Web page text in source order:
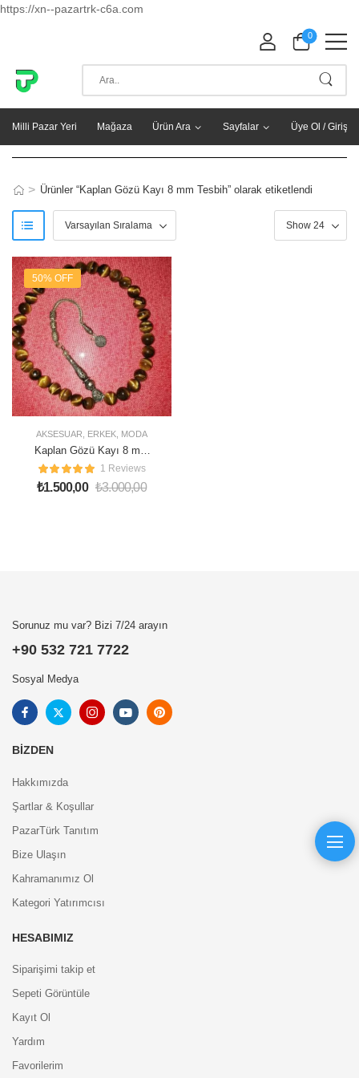
https://xn--pazartrk-c6a.com
0
Milli Pazar Yeri Mağaza Ürün Ara Sayfalar Üye Ol / Giriş
> Ürünler “Kaplan Gözü Kayı 8 mm Tesbih” olarak etiketlendi
50% OFF
AKSESUAR ERKEK MODA
Kaplan Gözü Kayı 8 mm
Tesbih1 Reviews
₺1.500,00 ₺3.000,00
Sorunuz mu var? Bizi 7/24 arayın
+90 532 721 7722
Sosyal Medya
BIZDEN
Hakkımızda
Şartlar & Koşullar
PazarTürk Tanıtım
Bize Ulaşın
Kahramanımız Ol
Kategori Yatırımcısı
HESABIMIZ
Siparişimi takip et
Sepeti Görüntüle
Kayıt Ol
Yardım
Favorilerim